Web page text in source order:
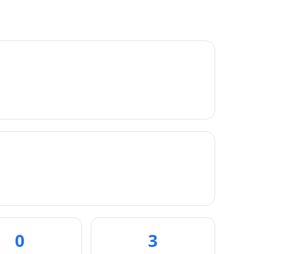
0 3